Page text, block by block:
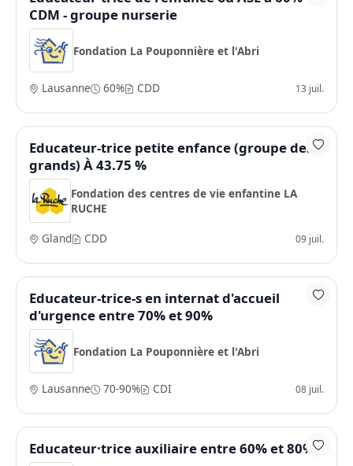
CDM - groupe nurserie
Fondation La Pouponnière et l'Abri
Lausanne 60% CDD 13 juil.
Educateur-trice petite enfance (groupe des
grands) À 43.75 %
Fondation des centres de vie enfantine LA
RUCHE
Gland
CDD 09 juil.
Educateur-trice-s en internat d'accueil
d'urgence entre 70% et 90%
Fondation La Pouponnière et l'Abri
Lausanne 70-90% CDI 08 juil.
Educateur·trice auxiliaire entre 60% et 80%